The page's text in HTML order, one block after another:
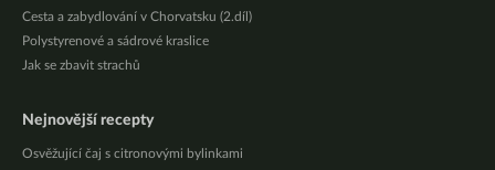
Cesta a zabydlování v Chorvatsku (2.díl)
Polystyrenové a sádrové kraslice
Jak se zbavit strachů
Nejnovější recepty
Osvěžující čaj s citronovými bylinkami